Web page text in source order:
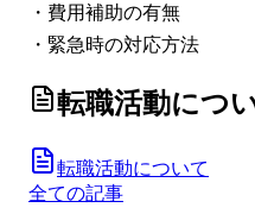
・費用補助の有無
・緊急時の対応方法
転職活動につ
転職活動について
全ての記事